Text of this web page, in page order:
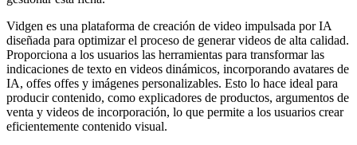
Vidgen es una plataforma de creación de video impulsada por IA
diseñada para optimizar el proceso de generar videos de alta calidad.
Proporciona a los usuarios las herramientas para transformar las
indicaciones de texto en videos dinámicos, incorporando avatares de
IA, offes offes y imágenes personalizables. Esto lo hace ideal para
producir contenido, como explicadores de productos, argumentos de
venta y videos de incorporación, lo que permite a los usuarios crear
eficientemente contenido visual.